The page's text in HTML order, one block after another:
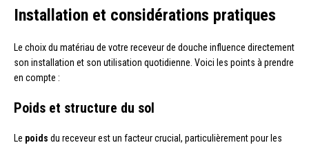
Installation et considérations pratiques
Le choix du matériau de votre receveur de douche influence directement
son installation et son utilisation quotidienne. Voici les points à prendre
en compte :
Poids et structure du sol
Le poids du receveur est un facteur crucial, particulièrement pour les